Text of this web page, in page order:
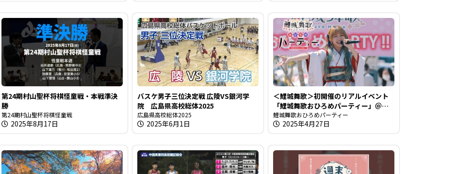
第24期村山聖杯将棋怪童戦・本戦準決
勝
第24期村山聖杯将棋怪童戦
2025年8月17日
バスケ男子三位決定戦 広陵VS銀河学
院 広島県高校総体2025
広島県高校総体2025
2025年6月1日
＜鯉城舞歌＞初開催のリアルイベント
「鯉城舞歌おひろめパーティー」＠楽
曲やレモンチダンスの披露も！
鯉城舞歌おひろめパーティー
2025年4月27日